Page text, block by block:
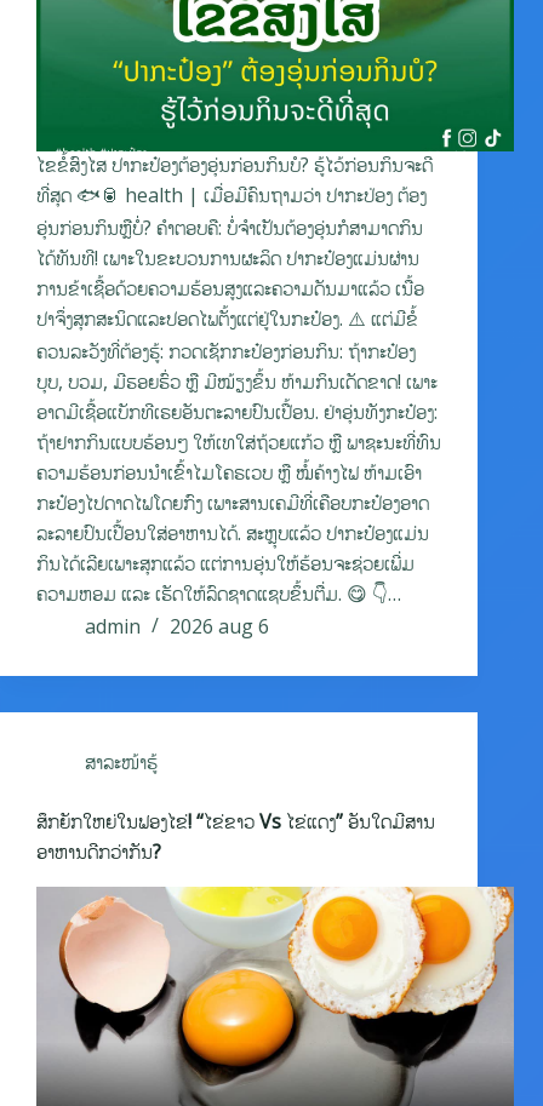
ໄຂຂໍ້ສົງໄສ ປາກະປ໋ອງຕ້ອງອຸ່ນກ່ອນກິນບໍ? ຮູ້ໄວ້ກ່ອນກິນຈະດີ
ທີ່ສຸດ 🐟🥫 health | ເມື່ອມີຄົນຖາມວ່າ ປາກະປ່ອງ ຕ້ອງ
ອຸ່ນກ່ອນກິນຫຼືບໍ່? ຄຳຕອບຄື: ບໍ່ຈຳເປັນຕ້ອງອຸ່ນກໍສາມາດກິນ
ໄດ້ທັນທີ! ເພາະໃນຂະບວນການຜະລິດ ປາກະປ໋ອງແມ່ນຜ່ານ
ການຂ້າເຊື້ອດ້ວຍຄວາມຮ້ອນສູງແລະຄວາມດັນມາແລ້ວ ເນື້ອ
ປາຈຶ່ງສຸກສະນິດແລະປອດໄພຕັ້ງແຕ່ຢູ່ໃນກະປ໋ອງ. ⚠️ ແຕ່ມີຂໍ້
ຄວນລະວັງທີ່ຕ້ອງຮູ້: ກວດເຊັກກະປ໋ອງກ່ອນກິນ: ຖ້າກະປ໋ອງ
ບຸບ, ບວມ, ມີຮອຍຮົ່ວ ຫຼື ມີໝ້ຽງຂຶ້ນ ຫ້າມກິນເດັດຂາດ! ເພາະ
ອາດມີເຊື້ອແບັກທີເຣຍອັນຕະລາຍປົນເປື້ອນ. ຢ່າອຸ່ນທັງກະປ໋ອງ:
ຖ້າຢາກກິນແບບຮ້ອນໆ ໃຫ້ເທໃສ່ຖ້ວຍແກ້ວ ຫຼື ພາຊະນະທີ່ທົນ
ຄວາມຮ້ອນກ່ອນນຳເຂົ້າໄມໂຄຣເວບ ຫຼື ໝໍ້ຄ້າງໄຟ ຫ້າມເອົາ
ກະປ໋ອງໄປດາດໄຟໂດຍກົງ ເພາະສານເຄມີທີ່ເຄືອບກະປ໋ອງອາດ
ລະລາຍປົນເປື້ອນໃສ່ອາຫານໄດ້. ສະຫຼຸບແລ້ວ ປາກະປ໋ອງແມ່ນ
ກິນໄດ້ເລີຍເພາະສຸກແລ້ວ ແຕ່ການອຸ່ນໃຫ້ຮ້ອນຈະຊ່ວຍເພີ່ມ
ຄວາມຫອມ ແລະ ເຮັດໃຫ້ລົດຊາດແຊບຂຶ້ນຕື່ມ. 😋 👇…
admin
2026 aug 6
ສາລະໜ້າຮູ້
ສຶກຍັກໃຫຍ່ໃນຟອງໄຂ່! “ໄຂ່ຂາວ Vs ໄຂ່ແດງ” ອັນໃດມີສານ
ອາຫານດີກວ່າກັນ?